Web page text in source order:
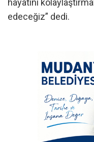
hayatını
edeceğiz” dedi.